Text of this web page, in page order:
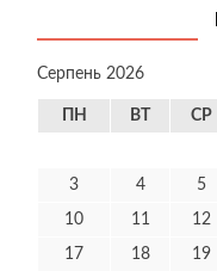
Серпень 2026
ПН ВТ СР
3 4 5
10 11 12
17 18 19